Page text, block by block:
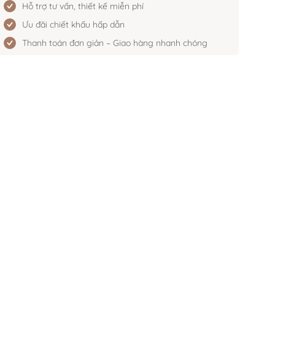
Hỗ trợ tư vấn, thiết kế miễn phí
Ưu đãi chiết khấu hấp dẫn
Thanh toán đơn giản – Giao hàng nhanh chóng